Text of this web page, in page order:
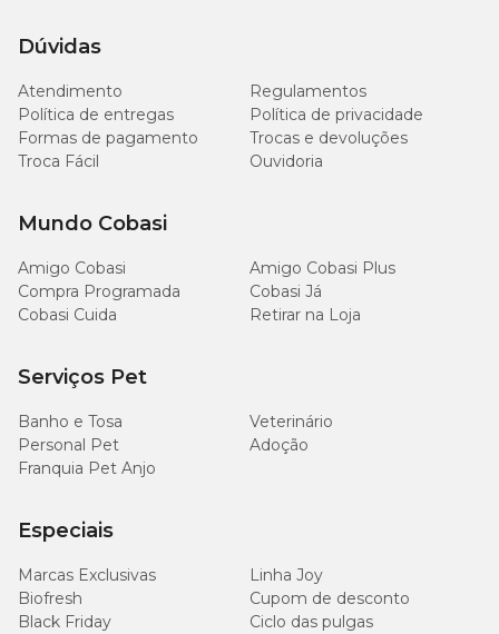
Dúvidas
Atendimento
Regulamentos
Política de entregas
Política de privacidade
Formas de pagamento
Trocas e devoluções
Troca Fácil
Ouvidoria
Mundo Cobasi
Amigo Cobasi
Amigo Cobasi Plus
Compra Programada
Cobasi Já
Cobasi Cuida
Retirar na Loja
Serviços Pet
Banho e Tosa
Veterinário
Personal Pet
Adoção
Franquia Pet Anjo
Especiais
Marcas Exclusivas
Linha Joy
Biofresh
Cupom de desconto
Black Friday
Ciclo das pulgas